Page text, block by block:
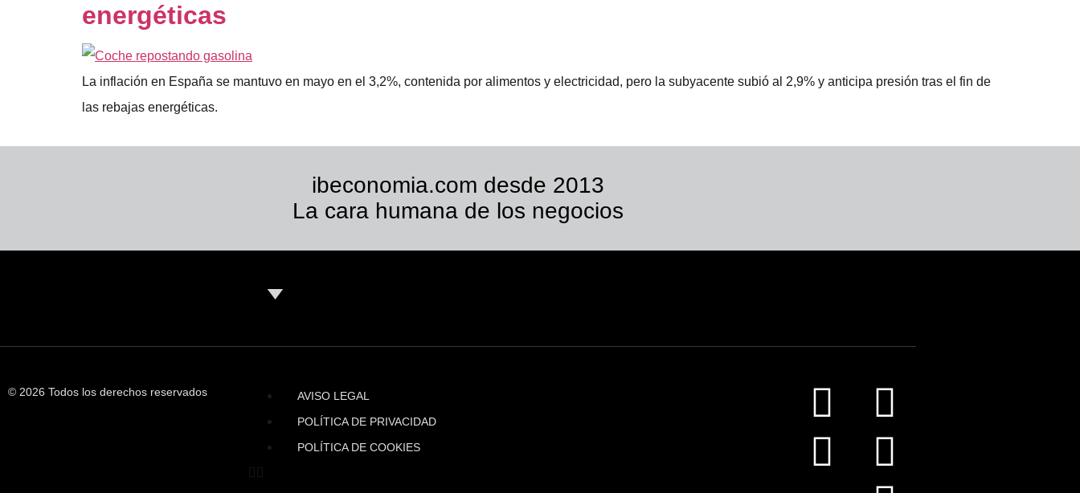
energéticas
La inflación en España se mantuvo en mayo en el 3,2%, contenida por alimentos y electricidad, pero la subyacente subió al 2,9% y anticipa presión tras el fin de
las rebajas energéticas.
ibeconomia.com desde 2013
La cara humana de los negocios
© 2026 Todos los derechos reservados
AVISO LEGAL
POLÍTICA DE PRIVACIDAD
POLÍTICA DE COOKIES